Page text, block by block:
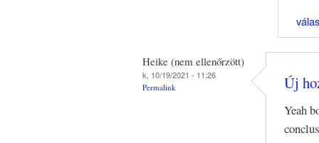
Heike (nem ellenőrzött)
k, 10/19/2021 - 11:26
Permalink Új
Yeah